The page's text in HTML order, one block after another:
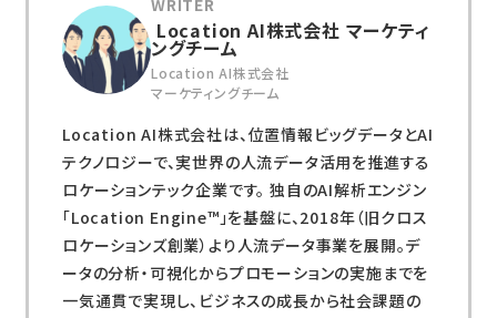
Location AI株式会社 マーケティ
ングチーム
Location AI株式会社
マーケティングチーム
Location AI株式会社は、位置情報ビッグデータとAI
テクノロジーで、実世界の人流データ活用を推進する
ロケーションテック企業です。 独自のAI解析エンジン
「Location Engine™」を基盤に、2018年（旧クロス
ロケーションズ創業）より人流データ事業を展開。デ
ータの分析・可視化からプロモーションの実施までを
一気通貫で実現し、ビジネスの成長から社会課題の